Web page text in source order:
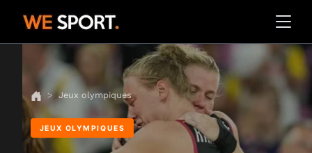
Jeux olympiques
JEUX OLYMPIQUES